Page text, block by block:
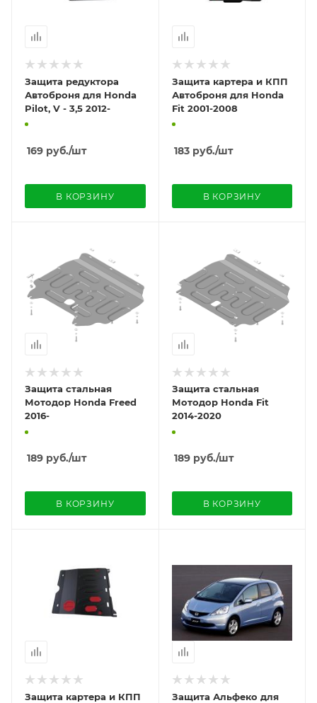
Защита редуктора
Автоброня для Honda
Pilot, V - 3,5 2012-
169 руб./шт
В КОРЗИНУ
Защита картера и КПП
Автоброня для Honda
Fit 2001-2008
183руб./шт
В КОРЗИНУ
Защита стальная
Мотодор Honda Freed
2016-
189 руб./шт
В КОРЗИНУ
Защита стальная
Мотодор Honda Fit
2014-2020
189руб./шт
В КОРЗИНУ
Защита картера и КПП
Защита Альфеко для